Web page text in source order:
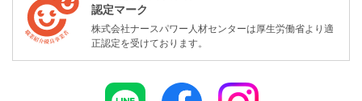
認定マーク
株式会社ナースパワー人材センターは厚生労働省より適
正認定を受けております。